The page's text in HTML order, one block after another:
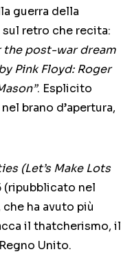
guerra della
sul retro che recita:
the post-war dream
Pink Floyd: Roger
. Esplicito
brano d’apertura,
(Let’s Make Lots
(ripubblicato nel
ha avuto più
il thatcherismo, il
Unito.